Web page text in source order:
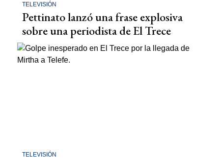
TELEVISIÓN
Pettinato lanzó una frase explosiva
sobre una periodista de El Trece
TELEVISIÓN